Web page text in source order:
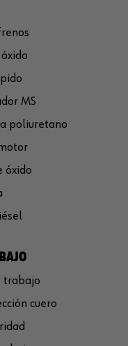
MS
poliuretano
óxido
trabajo
cuero